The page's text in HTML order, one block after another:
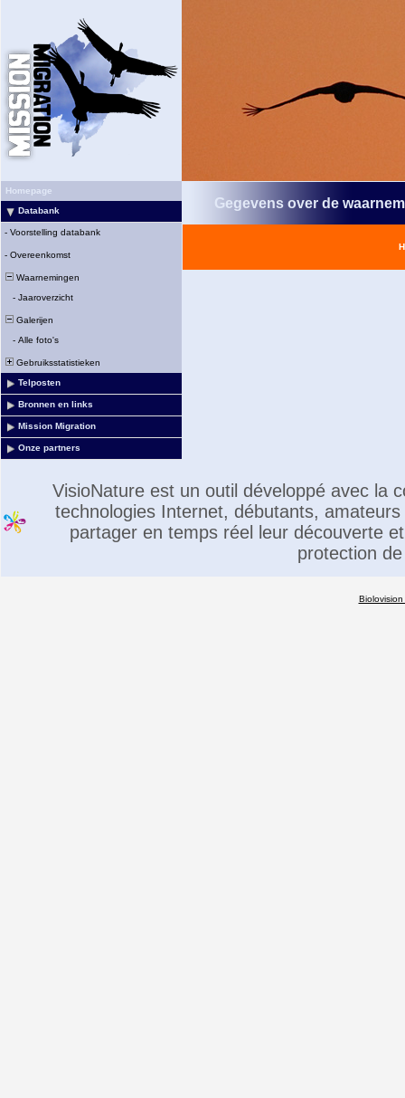
Homepage
Databank
- Voorstelling databank
- Overeenkomst
Waarnemingen
- Jaaroverzicht
Galerijen
- Alle foto's
Gebruiksstatistieken
Telposten
Bronnen en links
Mission Migration
Onze partners
Gegevens over de
VisioNature est un outil développé avec la
technologies Internet, débutants,
partager en temps réel leur découverte
protection
Biolovision